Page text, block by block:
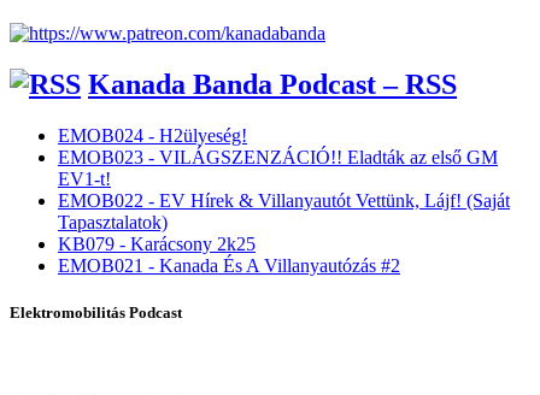
Kanada Banda Podcast – RSS
EMOB024 - H2ülyeség!
EMOB023 - VILÁGSZENZÁCIÓ!! Eladták az első GM
EV1-t!
EMOB022 - EV Hírek & Villanyautót Vettünk, Lájf! (Saját
Tapasztalatok)
KB079 - Karácsony 2k25
EMOB021 - Kanada És A Villanyautózás #2
Elektromobilitás Podcast